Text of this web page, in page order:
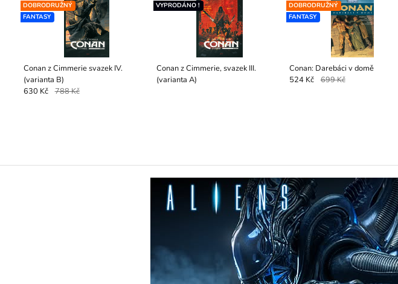
Conan z Cimmerie svazek IV.
(varianta B)
DOBRODRUŽNÝ
FANTASY
630 Kč 788 Kč
Conan z Cimmerie, svazek III.
(varianta A)
VYPRODÁNO !
Conan: Darebáci v domě
DOBRODRUŽNÝ
FANTASY
524 Kč 699 Kč